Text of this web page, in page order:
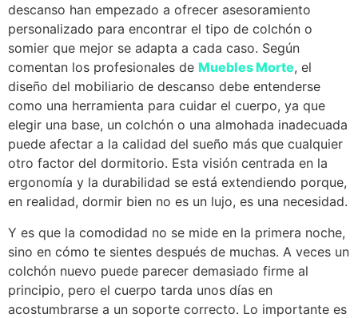
descanso han empezado a ofrecer asesoramiento
personalizado para encontrar el tipo de colchón o
somier que mejor se adapta a cada caso. Según
comentan los profesionales de Muebles Morte, el
diseño del mobiliario de descanso debe entenderse
como una herramienta para cuidar el cuerpo, ya que
elegir una base, un colchón o una almohada inadecuada
puede afectar a la calidad del sueño más que cualquier
otro factor del dormitorio. Esta visión centrada en la
ergonomía y la durabilidad se está extendiendo porque,
en realidad, dormir bien no es un lujo, es una necesidad.
Y es que la comodidad no se mide en la primera noche,
sino en cómo te sientes después de muchas. A veces un
colchón nuevo puede parecer demasiado firme al
principio, pero el cuerpo tarda unos días en
acostumbrarse a un soporte correcto. Lo importante es